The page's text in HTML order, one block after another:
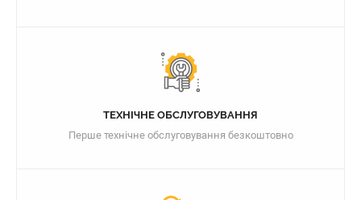
ТЕХНІЧНЕ ОБСЛУГОВУВАННЯ
Перше технічне обслуговування безкоштовно